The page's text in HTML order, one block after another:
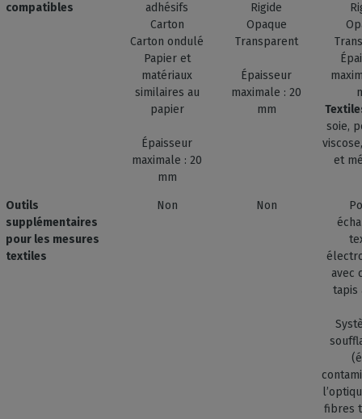
compatibles
adhésifs
Carton
Carton ondulé
Papier et
matériaux
similaires au
papier
Épaisseur
maximale : 20
mm
Rigide
Opaque
Transparent
Épaisseur
maximale : 20
mm
soie,
et
Outils
supplémentaires
pour les mesures
textiles
Non Non
avec
tapis
fibres